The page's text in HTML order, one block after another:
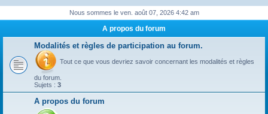
Nous sommes le ven. août 07, 2026 4:42 am
A propos du forum
Modalités et règles de participation au forum.
Tout ce que vous devriez savoir concernant les modalités et règles
du forum.
Sujets : 3
A propos du forum